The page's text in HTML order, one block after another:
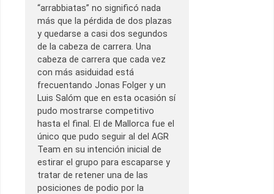
“arrabbiatas” no significó nada
más que la pérdida de dos plazas
y quedarse a casi dos segundos
de la cabeza de carrera. Una
cabeza de carrera que cada vez
con más asiduidad está
frecuentando Jonas Folger y un
Luis Salóm que en esta ocasión sí
pudo mostrarse competitivo
hasta el final. El de Mallorca fue el
único que pudo seguir al del AGR
Team en su intención inicial de
estirar el grupo para escaparse y
tratar de retener una de las
posiciones de podio por la